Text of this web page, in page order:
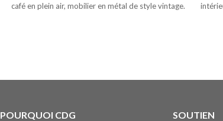
café en plein air, mobilier en métal de style vintage.
POURQUOI CDG SOUTIEN